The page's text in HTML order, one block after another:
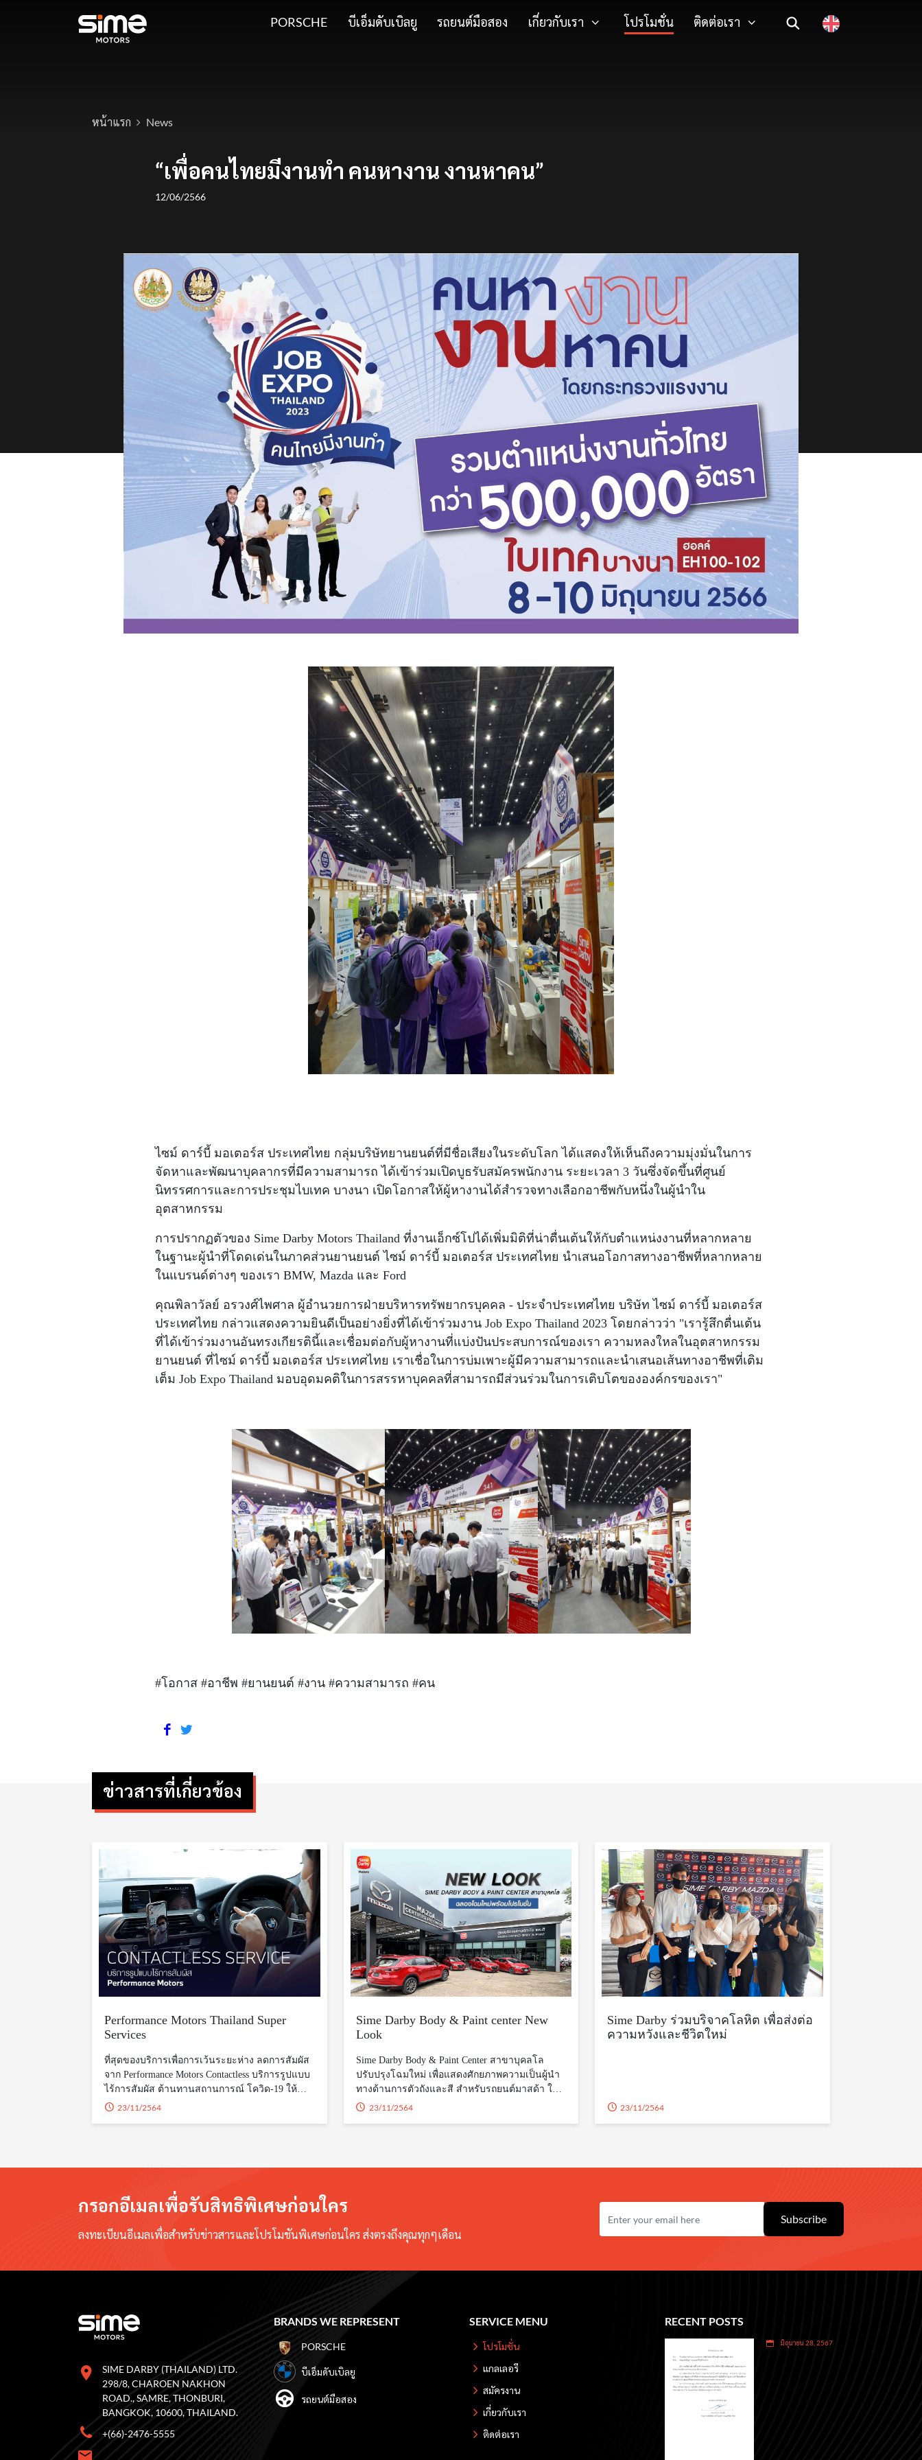
PORSCHE บีเอ็มดับเบิลยู รถยนต์มือสอง เกี่ยวกับเรา โปรโมชั่น ติดต่อเรา
หน้าแรก News
“เพื่อคนไทยมีงานทำ คนหางาน งานหาคน”
12/06/2566
ไซม์ ดาร์บี้ มอเตอร์ส ประเทศไทย กลุ่มบริษัทยานยนต์ที่มีชื่อเสียงในระดับโลก ได้แสดงให้เห็นถึงความมุ่งมั่นในการ
จัดหาและพัฒนาบุคลากรที่มีความสามารถ ได้เข้าร่วมเปิดบูธรับสมัครพนักงาน ระยะเวลา 3 วันซึ่งจัดขึ้นที่ศูนย์
นิทรรศการและการประชุมไบเทค บางนา เปิดโอกาสให้ผู้หางานได้สำรวจทางเลือกอาชีพกับหนึ่งในผู้นำใน
อุตสาหกรรม
การปรากฏตัวของ Sime Darby Motors Thailand ที่งานเอ็กซ์โปได้เพิ่มมิติที่น่าตื่นเต้นให้กับตำแหน่งงานที่หลากหลาย
ในฐานะผู้นำที่โดดเด่นในภาคส่วนยานยนต์ ไซม์ ดาร์บี้ มอเตอร์ส ประเทศไทย นำเสนอโอกาสทางอาชีพที่หลากหลาย
ในแบรนด์ต่างๆ ของเรา BMW, Mazda และ Ford
คุณพิลาวัลย์ อรวงศ์ไพศาล ผู้อำนวยการฝ่ายบริหารทรัพยากรบุคคล - ประจำประเทศไทย บริษัท ไซม์ ดาร์บี้ มอเตอร์ส
ประเทศไทย กล่าวแสดงความยินดีเป็นอย่างยิ่งที่ได้เข้าร่วมงาน Job Expo Thailand 2023 โดยกล่าวว่า "เรารู้สึกตื่นเต้น
ที่ได้เข้าร่วมงานอันทรงเกียรตินี้และเชื่อมต่อกับผู้หางานที่แบ่งปันประสบการณ์ของเรา ความหลงใหลในอุตสาหกรรม
ยานยนต์ ที่ไซม์ ดาร์บี้ มอเตอร์ส ประเทศไทย เราเชื่อในการบ่มเพาะผู้มีความสามารถและนำเสนอเส้นทางอาชีพที่เติม
เต็ม Job Expo Thailand มอบอุดมคติในการสรรหาบุคคลที่สามารถมีส่วนร่วมในการเติบโตขององค์กรของเรา"
#โอกาส #อาชีพ #ยานยนต์ #งาน #ความสามารถ #คน
ข่าวสารที่เกี่ยวข้อง
Performance Motors Thailand Super
Services
ที่สุดของบริการเพื่อการเว้นระยะห่าง ลดการสัมผัส
จาก Performance Motors Contactless บริการรูปแบบ
ไร้การสัมผัส ต้านทานสถานการณ์ โควิด-19 ให้
ลูกค้าของเราเข้าใช้บริการได้ง่ายดายยิ่งขึ้น โดยไม่
สัมผัส 3. Smart Drop Box บริการฝากกุญแจ เพื่อฝาก
รถเข้ารับบริการตลอด 24 ชม. 4. U sit I drive
ปลอดภัยของคุณ 5. Line Official : Customer
23/11/2564
Sime Darby Body & Paint center New
Look
Sime Darby Body & Paint Center สาขาบุคลโล
ปรับปรุงโฉมใหม่ เพื่อแสดงศักยภาพความเป็นผู้นำ
ทางด้านการตัวถังและสี สำหรับรถยนต์มาสด้า ใน
พื้นที่จังหวัดกรุงเทพมหานคร ที่ดำเนินการภายใต้
23/11/2564
Sime Darby ร่วมบริจาคโลหิต เพื่อส่งต่อ
ความหวังและชีวิตใหม่
23/11/2564
กรอกอีเมลเพื่อรับสิทธิพิเศษก่อนใคร
ลงทะเบียนอีเมลเพื่อสำหรับข่าวสารและโปรโมชันพิเศษก่อนใคร ส่งตรงถึงคุณทุกๆเดือน
Subscribe
SIME DARBY (THAILAND) LTD.
298/8, CHAROEN NAKHON
ROAD., SAMRE, THONBURI,
BANGKOK, 10600, THAILAND.
+(66)-2476-5555
BRANDS WE REPRESENT
PORSCHE
บีเอ็มดับเบิลยู
รถยนต์มือสอง
SERVICE MENU
โปรโมชั่น
แกลเลอรี
สมัครงาน
เกี่ยวกับเรา
ติดต่อเรา
RECENT POSTS
มิถุนายน 28, 2567